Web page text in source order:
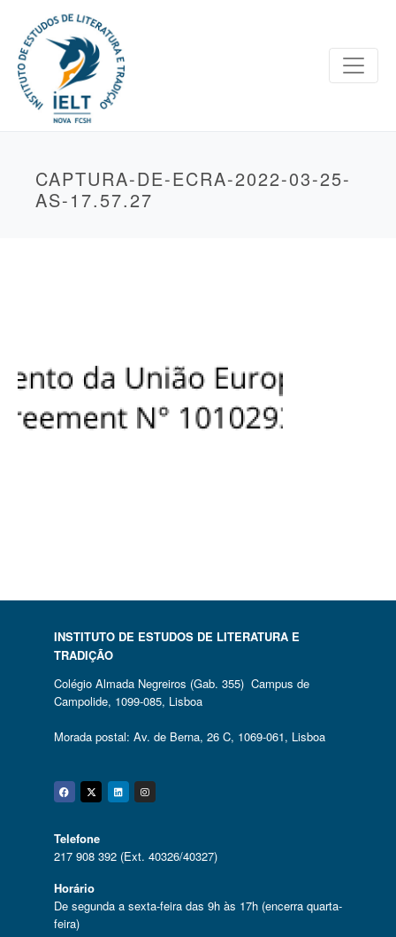
CAPTURA-DE-ECRA-2022-03-25-
AS-17.57.27
INSTITUTO DE ESTUDOS DE LITERATURA E
TRADIÇÃO
Colégio Almada Negreiros (Gab. 355) Campus de
Campolide, 1099-085, Lisboa
Morada postal: Av. de Berna, 26 C, 1069-061, Lisboa
Facebook
Twitter
Linkedin
Instagram
Telefone
217 908 392 (Ext. 40326/40327)
Horário
De segunda a sexta-feira das 9h às 17h (encerra quarta-
feira)